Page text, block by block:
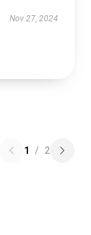
Nov 27, 2024
1 / 2